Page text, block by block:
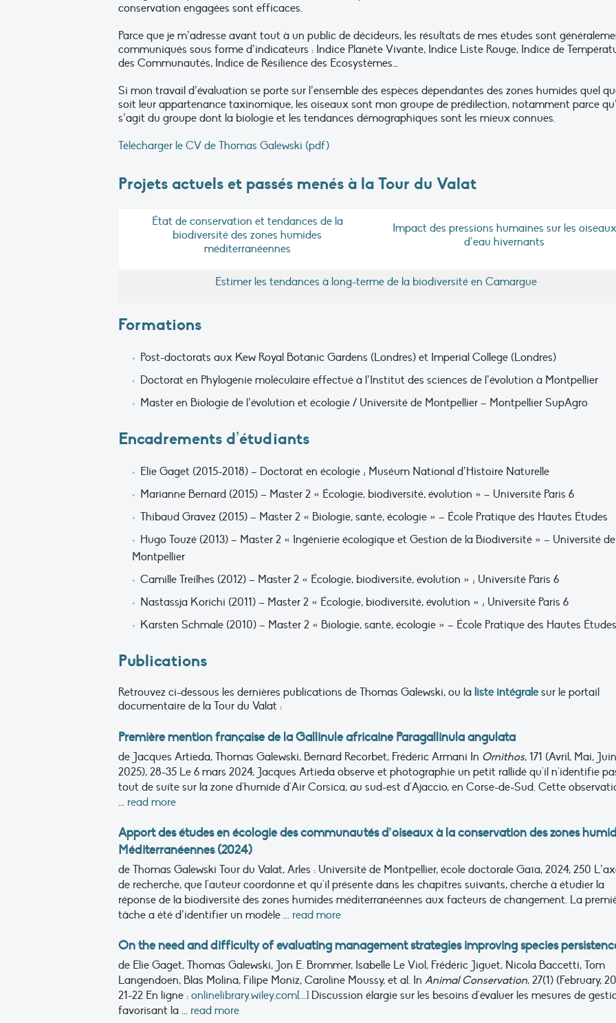
conservation engagées sont efficaces.
Parce que je m’adresse avant tout à un public de décideurs, les résultats de mes études sont
communiqués sous forme d’indicateurs : Indice Planète Vivante, Indice Liste Rouge, Indice de
des Communautés, Indice de Résilience des Ecosystèmes…
Si mon travail d’évaluation se porte sur l’ensemble des espèces dépendantes des zones humides quel
soit leur appartenance taxinomique, les oiseaux sont mon groupe de prédilection, notamment parce
s’agit du groupe dont la biologie et les tendances démographiques sont les mieux connues.
Télécharger le CV de Thomas Galewski (pdf)
Projets actuels et passés menés à la Tour du Valat
État de conservation et tendances de la
biodiversité des zones humides
méditerranéennes
Impact des pressions humaines sur les oiseaux
d’eau hivernants
Estimer les tendances à long-terme de la biodiversité en Camargue
Formations
Post-doctorats aux Kew Royal Botanic Gardens (Londres) et Imperial College (Londres)
Doctorat en Phylogénie moléculaire effectué à l’Institut des sciences de l’évolution à Montpellier
Master en Biologie de l’évolution et écologie / Université de Montpellier – Montpellier SupAgro
Encadrements d’étudiants
Elie Gaget (2015-2018) – Doctorat en écologie ; Muséum National d’Histoire Naturelle
Marianne Bernard (2015) – Master 2 « Écologie, biodiversité, évolution » – Université Paris 6
Thibaud Gravez (2015) – Master 2 « Biologie, santé, écologie » – École Pratique des Hautes Études
Hugo Touzé (2013) – Master 2 « Ingénierie écologique et Gestion de la Biodiversité » – Université de
Montpellier
Camille Treilhes (2012) – Master 2 « Écologie, biodiversité, évolution » ; Université Paris 6
Nastassja Korichi (2011) – Master 2 « Écologie, biodiversité, évolution » ; Université Paris 6
Karsten Schmale (2010) – Master 2 « Biologie, santé, écologie » – École Pratique des Hautes Études
Publications
Retrouvez ci-dessous les dernières publications de Thomas Galewski, ou la liste intégralesur le portail
documentaire de la Tour du Valat :
Première mention française de la Gallinule africaine Paragallinula angulata
de Jacques Artieda, Thomas Galewski, Bernard Recorbet, Frédéric Armani In Ornithos, 171 (Avril, Mai, Juin
2025), 28-35 Le 6 mars 2024, Jacques Artieda observe et photographie un petit rallidé qu'il n'identifie
tout de suite sur la zone d'humide d'Air Corsica, au sud-est d'Ajaccio, en Corse-de-Sud. Cette
... read more
Apport des études en écologie des communautés d’oiseaux à la conservation des zones
Méditerranéennes (2024)
de Thomas Galewski Tour du Valat, Arles : Université de Montpellier, école doctorale Gaïa, 2024, 250
de recherche, que l'auteur coordonne et qu'il présente dans les chapitres suivants, cherche à étudier la
réponse de la biodiversité des zones humides méditerranéennes aux facteurs de changement. La
tâche a été d’identifier un modèle ... read more
On the need and difficulty of evaluating management strategies improving species
de Elie Gaget, Thomas Galewski, Jon E. Brommer, Isabelle Le Viol, Frédéric Jiguet, Nicola Baccetti, Tom
Langendoen, Blas Molina, Filipe Moniz, Caroline Moussy, et al. In Animal Conservation, 27(1) (February,
21-22 En ligne : onlinelibrary.wiley.com[...] Discussion élargie sur les besoins d'évaluer les mesures de
favorisant la ... read more